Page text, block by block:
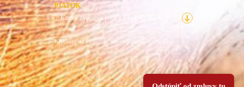
PIATOK
Kurzy zvárania podľa EN ISO 9606
Kliknite na školenie pre stiahnutie prihlášky